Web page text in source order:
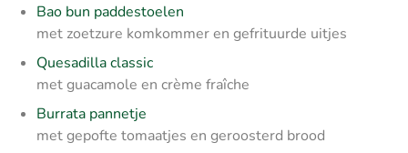
Bao bun paddestoelen
met zoetzure komkommer en gefrituurde uitjes
Quesadilla classic
met guacamole en crème fraîche
Burrata pannetje
met gepofte tomaatjes en geroosterd brood